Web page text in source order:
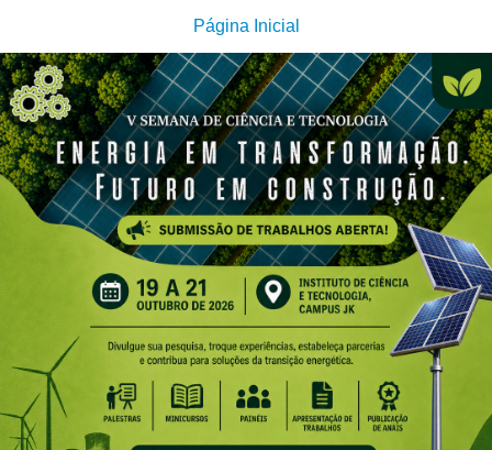
Página Inicial